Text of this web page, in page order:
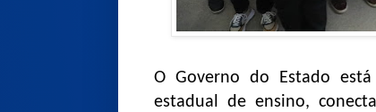
O Governo do Estado
estadual de ensino,